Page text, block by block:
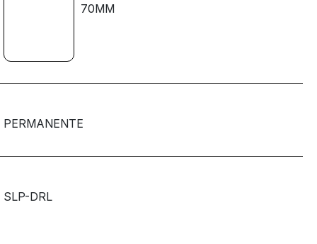
70MM
PERMANENTE
SLP-DRL